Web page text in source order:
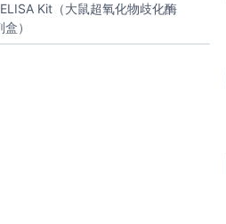
Kit（大鼠超氧化物歧化酶
）